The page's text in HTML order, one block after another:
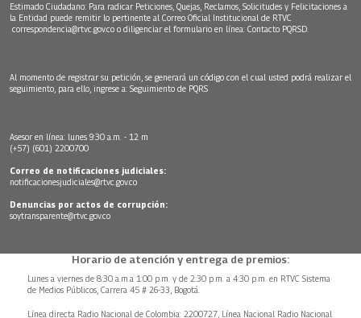
Estimado Ciudadano: Para radicar Peticiones, Quejas, Reclamos, Solicitudes y Felicitaciones a
la Entidad puede remitir lo pertinente al Correo Oficial Institucional de RTVC
correspondencia@rtvc.gov.co o diligenciar el formulario en línea: Contacto PQRSD.
Al momento de registrar su petición, se generará un código con el cual usted podrá realizar el
seguimiento, para ello, ingrese a: Seguimiento de PQRS
Asesor en línea: lunes 9:30 a.m. - 12 m
(+57) (601) 2200700
Correo de notificaciones judiciales:
notificacionesjudiciales@rtvc.gov.co
Denuncias por actos de corrupción:
soytransparente@rtvc.gov.co
Horario de atención y entrega de premios:
Lunes a viernes de 8:30 a.m.a 1:00 p.m. y de 2:30 p.m. a 4:30 p.m. en RTVC Sistema
de Medios Públicos, Carrera 45 # 26-33, Bogotá.
Línea directa Radio Nacional de Colombia: 2200727, Línea Nacional Radio Nacional